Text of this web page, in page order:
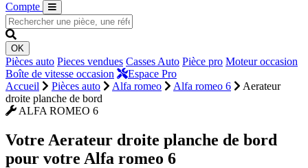
Compte
OK
Pièces auto Pieces vendues Casses Auto Pièce pro Moteur occasion
Boîte de vitesse occasion
Espace Pro
Accueil
Pièces auto Alfa romeo Alfa romeo 6
Aerateur
droite planche de bord
ALFA ROMEO 6
Votre Aerateur droite planche de bord
pour votre Alfa romeo 6